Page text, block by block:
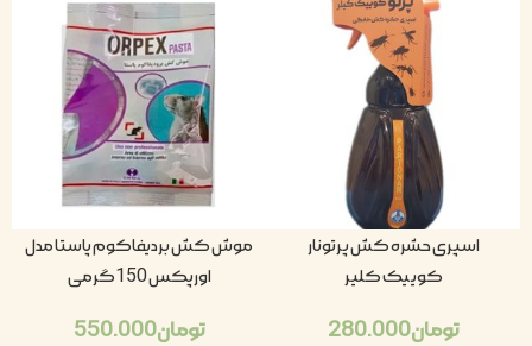
اسپری حشره کش پرتونار
کوییک کلیر
تومان280.000
موش کش بردیفاکوم پاستا مدل
اورپکس 150گرمی
تومان550.000